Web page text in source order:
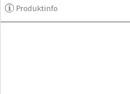
Produktinfo